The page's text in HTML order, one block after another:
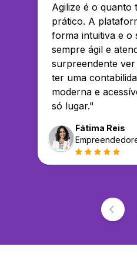
Agilize é o quanto
prático. A
forma intuitiva e o
sempre ágil e
surpreendente
ter uma
moderna e
só lugar."
Fátima Reis